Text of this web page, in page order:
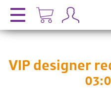
VIP designer